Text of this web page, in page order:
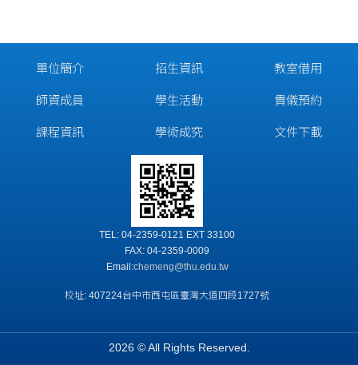
單位簡介
師資成員
課程資訊
招生資訊
學生活動
學術成究
教室借用
貴儀預約
文件下載
TEL: 04-2359-0121 EXT 33100
FAX: 04-2359-0009
Email:chemeng@thu.edu.tw
校址: 407224台中市西屯區臺灣大道四段1727號
2026 © All Rights Reserved.